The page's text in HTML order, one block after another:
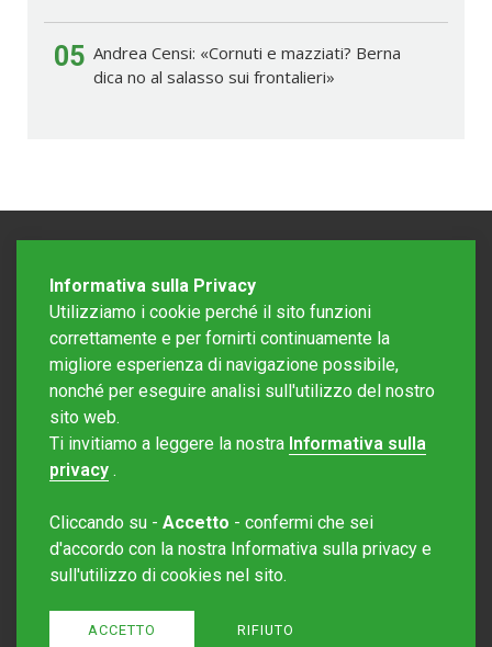
05 Andrea Censi: «Cornuti e mazziati? Berna
dica no al salasso sui frontalieri»
Editore Rotostampa SA
Sito creato daRedesign
Informativa sulla Privacy
Utilizziamo i cookie perché il sito funzioni
correttamente e per fornirti continuamente la
migliore esperienza di navigazione possibile,
nonché per eseguire analisi sull'utilizzo del nostro
sito web.
Ti invitiamo a leggere la nostra Informativa sulla
privacy .
Cliccando su - Accetto - confermi che sei
d'accordo con la nostra Informativa sulla privacy e
sull'utilizzo di cookies nel sito.
ACCETTO RIFIUTO